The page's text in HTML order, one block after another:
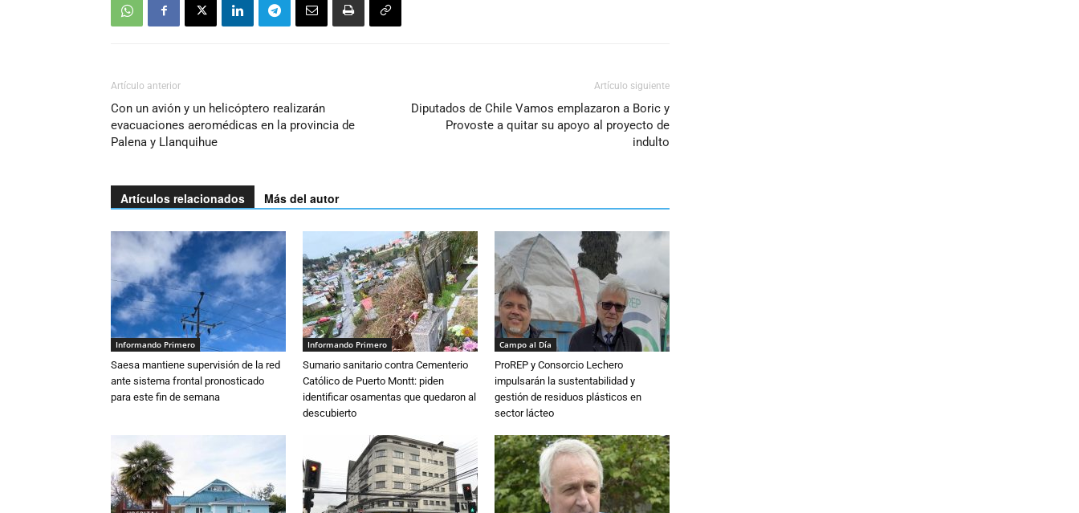
Artículo anterior
Con un avión y un helicóptero realizarán
evacuaciones aeromédicas en la provincia de
Palena y Llanquihue
Artículo siguiente
Diputados de Chile Vamos emplazaron a Boric y
Provoste a quitar su apoyo al proyecto de
indulto
Artículos relacionados Más del autor
Informando Primero
Saesa mantiene supervisión de la red
ante sistema frontal pronosticado
para este fin de semana
Informando Primero
Sumario sanitario contra Cementerio
Católico de Puerto Montt: piden
identificar osamentas que quedaron al
descubierto
Campo al Día
ProREP y Consorcio Lechero
impulsarán la sustentabilidad y
gestión de residuos plásticos en
sector lácteo